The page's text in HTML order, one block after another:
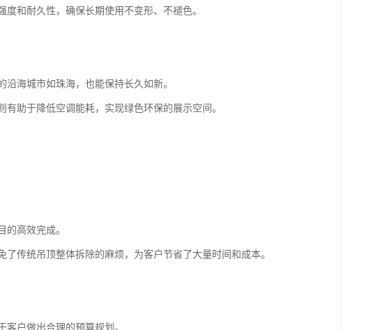
和耐久性，确保长期使用不变形、不褪色。
海城市如珠海，也能保持长久如新。
助于降低空调能耗，实现绿色环保的展示空间。
高效完成。
传统吊顶整体拆除的麻烦，为客户节省了大量时间和成本。
户做出合理的预算规划。